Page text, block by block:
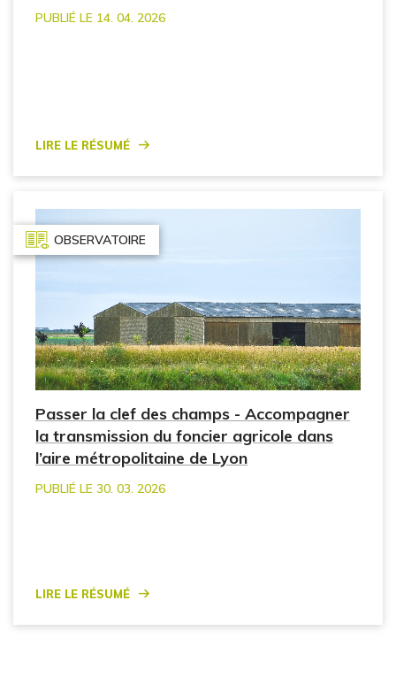
PUBLIÉ LE 14. 04. 2026
Lire le résumé
OBSERVATOIRE
Passer la clef des champs - Accompagner
la transmission du foncier agricole dans
l’aire métropolitaine de Lyon
PUBLIÉ LE 30. 03. 2026
Lire le résumé